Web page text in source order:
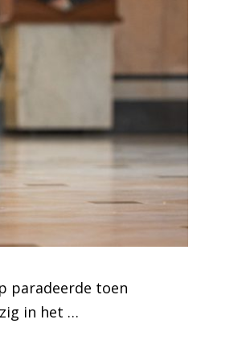
paradeerde toen
in het …